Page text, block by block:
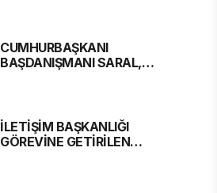
CUMHURBAŞKANI
BAŞDANIŞMANI SARAL,
İLETİŞİM BAŞKANLIĞI
GÖREVİNE GETİRİLEN